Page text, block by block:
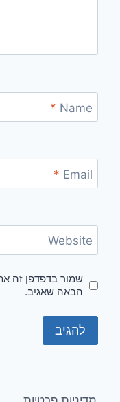
Name
*
Email
*
Website
שמור בדפדפן זה
הבאה שאגיב.